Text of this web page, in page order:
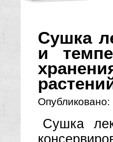
Сушка
и
Опубликовано:
Сушка